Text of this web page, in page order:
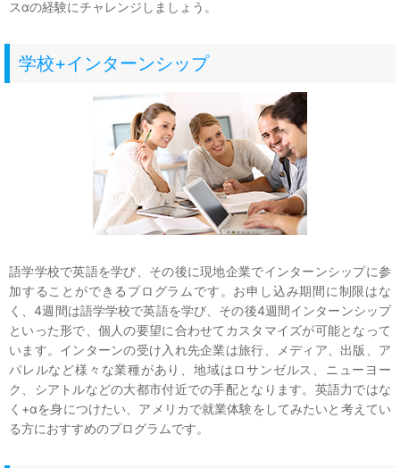
スαの経験にチャレンジしましょう。
学校+インターンシップ
語学学校で英語を学び、その後に現地企業でインターンシップに参
加することができるプログラムです。お申し込み期間に制限はな
く、4週間は語学学校で英語を学び、その後4週間インターンシップ
といった形で、個人の要望に合わせてカスタマイズが可能となって
います。インターンの受け入れ先企業は旅行、メディア、出版、ア
パレルなど様々な業種があり、地域はロサンゼルス、ニューヨー
ク、シアトルなどの大都市付近での手配となります。英語力ではな
く+αを身につけたい、アメリカで就業体験をしてみたいと考えてい
る方におすすめのプログラムです。